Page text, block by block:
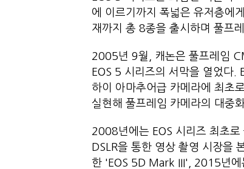
에 이르기까지 폭넓은 유저층에
재까지 총 8종을 출시하며 풀프
2005년 9월, 캐논은 풀프레임
EOS 5 시리즈의 서막을 열었다.
하이 아마추어급 카메라에 최초
실현해 풀프레임 카메라의 대중
2008년에는 EOS 시리즈 최초
DSLR을 통한 영상 촬영 시장을
한 'EOS 5D Mark III', 2015년에